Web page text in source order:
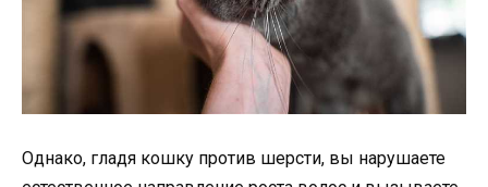
Однако, гладя кошку против шерсти, вы нарушаете